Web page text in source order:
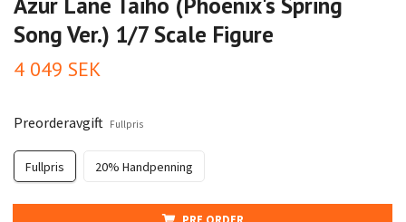
Song Ver.) 1/7 Scale Figure
4 049 SEK
Preorderavgift Fullpris
Fullpris 20% Handpenning